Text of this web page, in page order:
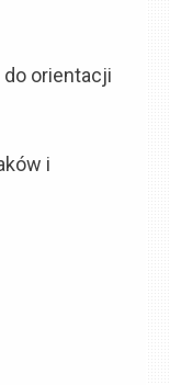
orientacji
i